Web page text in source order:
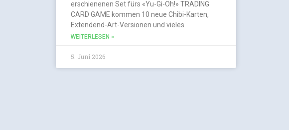
erschienenen Set fürs «Yu-Gi-Oh!» TRADING
CARD GAME kommen 10 neue Chibi-Karten,
Extendend-Art-Versionen und vieles
WEITERLESEN »
5. Juni 2026